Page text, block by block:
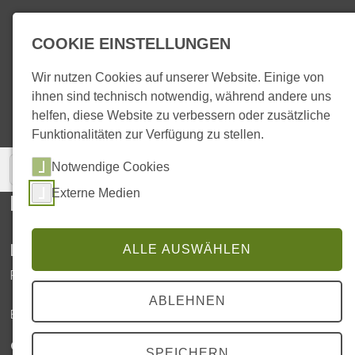
Damen
Leistungen und Preise
Preis nach Aufwand und Technik
Beratung, Schnitt und Frisur beim
Chef*in
COOKIE EINSTELLUNGEN
Wir nutzen Cookies auf unserer Website. Einige von
ihnen sind technisch notwendig, während andere uns
helfen, diese Website zu verbessern oder zusätzliche
Funktionalitäten zur Verfügung zu stellen.
Notwendige Cookies
Externe Medien
ALLE AUSWÄHLEN
ABLEHNEN